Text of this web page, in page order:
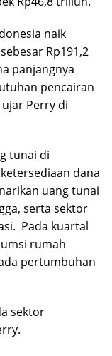
naik
Rp191,2
panjangnya
pencairan
ujar Perry di
tunai di
dana
uang tunai
serta sektor
Pada kuartal
rumah
pertumbuhan
sektor